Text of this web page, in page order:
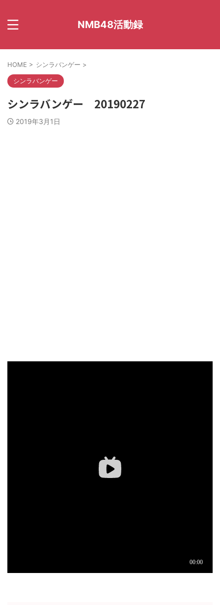
NMB48活動録
HOME > シンラバンゲー >
シンラバンゲー
シンラバンゲー 20190227
2019年3月1日